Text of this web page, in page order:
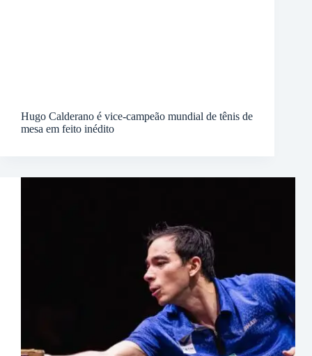
Hugo Calderano é vice-campeão mundial de tênis de
mesa em feito inédito